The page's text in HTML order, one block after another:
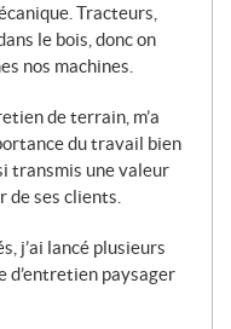
Tracteurs,
le bois, donc on
nos machines.
de terrain, m’a
du travail bien
transmis une valeur
de ses clients.
j’ai lancé plusieurs
d’entretien paysager